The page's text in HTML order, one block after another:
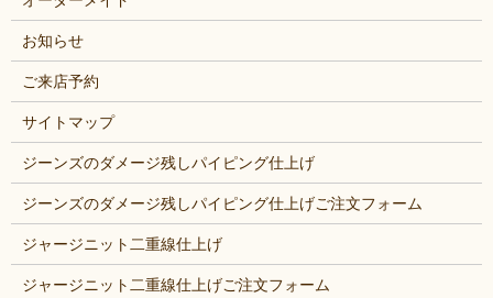
お知らせ
ご来店予約
サイトマップ
ジーンズのダメージ残しパイピング仕上げ
ジーンズのダメージ残しパイピング仕上げご注文フォーム
ジャージニット二重線仕上げ
ジャージニット二重線仕上げご注文フォーム